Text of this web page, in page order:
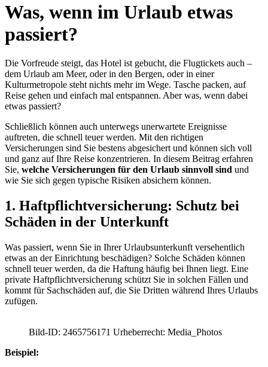
Was, wenn im Urlaub etwas
passiert?
Die Vorfreude steigt, das Hotel ist gebucht, die Flugtickets auch –
dem Urlaub am Meer, oder in den Bergen, oder in einer
Kulturmetropole steht nichts mehr im Wege. Tasche packen, auf
Reise gehen und einfach mal entspannen. Aber was, wenn dabei
etwas passiert?
Schließlich können auch unterwegs unerwartete Ereignisse
auftreten, die schnell teuer werden. Mit den richtigen
Versicherungen sind Sie bestens abgesichert und können sich voll
und ganz auf Ihre Reise konzentrieren. In diesem Beitrag erfahren
Sie, welche Versicherungen für den Urlaub sinnvoll sind und
wie Sie sich gegen typische Risiken absichern können.
1. Haftpflichtversicherung: Schutz bei
Schäden in der Unterkunft
Was passiert, wenn Sie in Ihrer Urlaubsunterkunft versehentlich
etwas an der Einrichtung beschädigen? Solche Schäden können
schnell teuer werden, da die Haftung häufig bei Ihnen liegt. Eine
private Haftpflichtversicherung schützt Sie in solchen Fällen und
kommt für Sachschäden auf, die Sie Dritten während Ihres Urlaubs
zufügen.
Bild-ID: 2465756171 Urheberrecht: Media_Photos
Beispiel: